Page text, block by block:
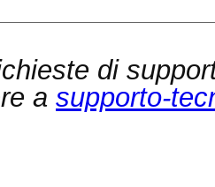
di
a supporto-